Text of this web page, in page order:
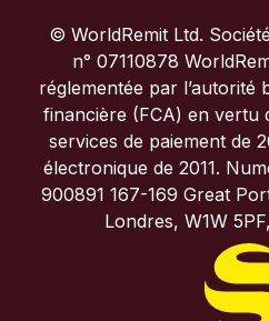
Italie
Portugal
Royaume-Uni
© WorldRemit Ltd.
n° 07110878
réglementée par l’autorité
financière (FCA) en vertu
services de paiement de
électronique de 2011.
900891 167-169 Great
Londres, W1W